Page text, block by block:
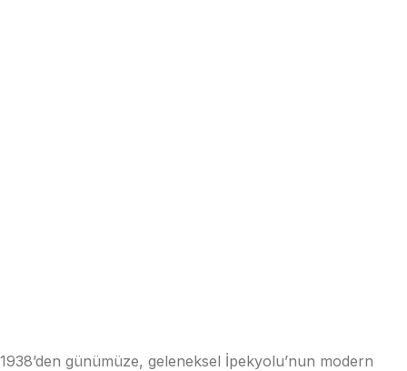
1938’den günümüze, geleneksel İpekyolu’nun modern